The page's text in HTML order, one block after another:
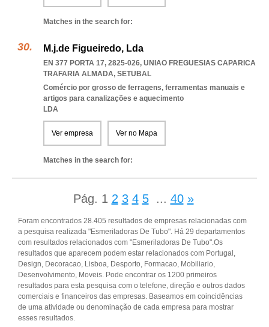
Matches in the search for:
M.j.de Figueiredo, Lda
EN 377 PORTA 17, 2825-026, UNIAO FREGUESIAS CAPARICA
TRAFARIA ALMADA, SETUBAL
Comércio por grosso de ferragens, ferramentas manuais e
artigos para canalizações e aquecimento
LDA
Ver empresa Ver no Mapa
Matches in the search for:
Pág. 1 2 3 4 5 ... 40 »
Foram encontrados 28.405 resultados de empresas relacionadas com
a pesquisa realizada "Esmeriladoras De Tubo". Há 29 departamentos
com resultados relacionados com "Esmeriladoras De Tubo".Os
resultados que aparecem podem estar relacionados com Portugal,
Design, Decoracao, Lisboa, Desporto, Formacao, Mobiliario,
Desenvolvimento, Moveis. Pode encontrar os 1200 primeiros
resultados para esta pesquisa com o telefone, direção e outros dados
comerciais e financeiros das empresas. Baseamos em coincidências
de uma atividade ou denominação de cada empresa para mostrar
esses resultados.